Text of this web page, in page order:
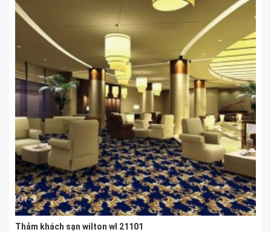
Thảm khách sạn wilton wl 21101